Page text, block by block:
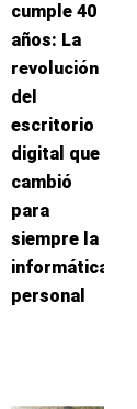
cumple 40
años: La
revolución
del
escritorio
digital que
cambió
para
siempre la
informática
personal